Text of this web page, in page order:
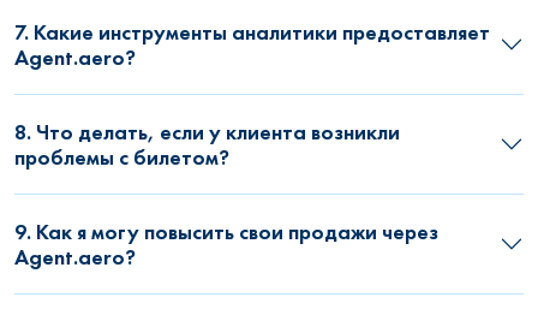
7. Какие инструменты аналитики предоставляет
Agent.aero?
8. Что делать, если у клиента возникли
проблемы с билетом?
9. Как я могу повысить свои продажи через
Agent.aero?